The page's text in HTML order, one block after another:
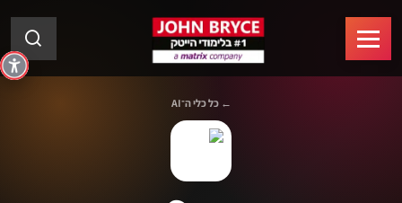
← כל כלי ה־AI